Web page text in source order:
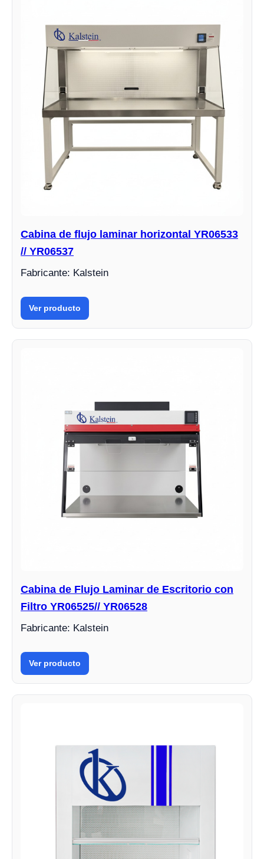
Cabina de flujo laminar horizontal YR06533
// YR06537
Fabricante: Kalstein
Ver producto
Cabina de Flujo Laminar de Escritorio con
Filtro YR06525// YR06528
Fabricante: Kalstein
Ver producto